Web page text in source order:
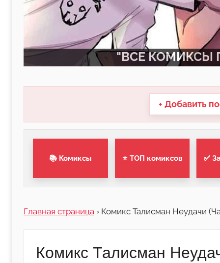
"ВСЕ КОМИКСЫ
+ Добавить
📚 Комиксы ⭐ ТОП комиксов ✅
Главная страница › Комикс Талисман Неудачи
Комикс Талисман